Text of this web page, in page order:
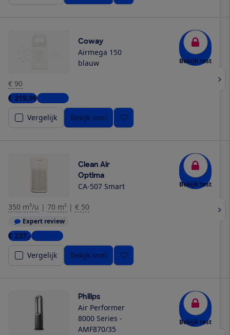
Coway
Airmega 150
blauw
Bekijk test
€ 90
€ 219,992 winkels
Vergelijk
Bekijk snel
Clean Air
Optima
CA-507 Smart Bekijk test
350 m³/u | 70 m² | € 50
Expert review
€ 237,-3 winkels
Vergelijk
Bekijk snel
Philips
Air Performer
8000 Series -
AMF870/35
Bekijk test